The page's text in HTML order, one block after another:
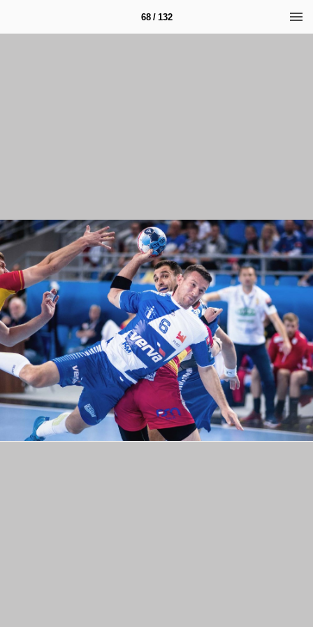
68 / 132